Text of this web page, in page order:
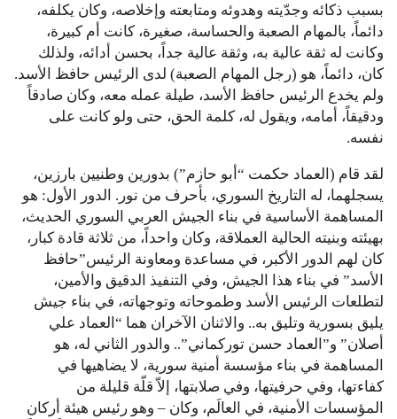
بسبب ذكائه وجدّيته وهدوئه ومتابعته وإخلاصه، وكان يكلفه،
دائماً، بالمهام الصعبة والحساسة، صغيرة، كانت أم كبيرة،
وكانت له ثقة عالية به، وثقة عالية جداً، بحسن أدائه، ولذلك
كان، دائماً، هو (رجل المهام الصعبة) لدى الرئيس حافظ الأسد.
ولم يخدع الرئيس حافظ الأسد، طيلة عمله معه، وكان صادقاً
ودقيقاً، أمامه، ويقول له، كلمة الحق، حتى ولو كانت على
نفسه.
لقد قام (العماد حكمت “أبو حازم”) بدورين وطنيين بارزين،
يسجلهما، له التاريخ السوري، بأحرف من نور. الدور الأول: هو
المساهمة الأساسية في بناء الجيش العربي السوري الحديث،
بهيئته وبنيته الحالية العملاقة، وكان واحداً، من ثلاثة قادة كبار،
كان لهم الدور الأكبر، في مساعدة ومعاونة الرئيس”حافظ
الأسد” في بناء هذا الجيش، وفي التنفيذ الدقيق والأمين،
لتطلعات الرئيس الأسد وطموحاته وتوجهاته، في بناء جيش
يليق بسورية وتليق به.. والاثنان الآخران هما “العماد علي
أصلان” و”العماد حسن توركماني”.. والدور الثاني له، هو
المساهمة في بناء مؤسسة أمنية سورية، لا يضاهيها في
كفاءتها، وفي حرفيتها، وفي صلابتها، إلاّ قلّة قليلة من
المؤسسات الأمنية، في العالَم، وكان – وهو رئيس هيئة أركان